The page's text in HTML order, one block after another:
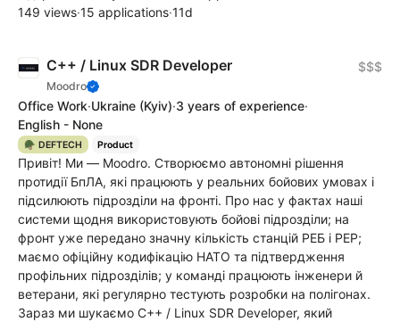
149 views·15 applications·11d
C++ / Linux SDR Developer
Moodro
$$$
Office Work·Ukraine (Kyiv)·3 years of experience·
English - None
🪖 DEFTECH Product
Привіт! Ми — Moodro. Створюємо автономні рішення
протидії БпЛА, які працюють у реальних бойових умовах і
підсилюють підрозділи на фронті. Про нас у фактах наші
системи щодня використовують бойові підрозділи; на
фронт уже передано значну кількість станцій РЕБ і РЕР;
маємо офіційну кодифікацію НАТО та підтвердження
профільних підрозділів; у команді працюють інженери й
ветерани, які регулярно тестують розробки на полігонах.
Зараз ми шукаємо C++ / Linux SDR Developer, який